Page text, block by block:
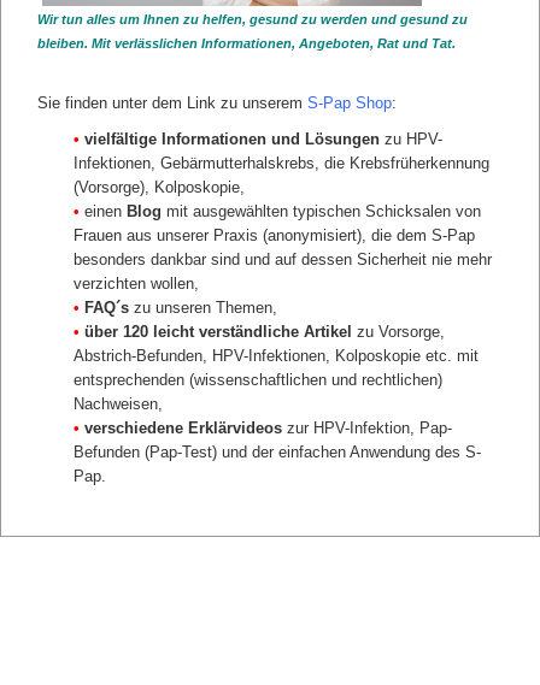
PAP DIAGNOSEN
Unklare Pap Befunde
Auffällige Pap Befunde
Auffällige Pap Befunde mit Gewebeentnahme
Wir tun alles um Ihnen zu helfen, gesund zu werden und gesund zu
bleiben. Mit verlässlichen Informationen, Angeboten, Rat und Tat.
Sie finden unter dem Link zu unserem S-Pap Shop:
• vielfältige Informationen und Lösungen zu HPV-
Infektionen, Gebärmutterhalskrebs, die Krebsfrüherkennung
(Vorsorge), Kolposkopie,
• einen Blog mit ausgewählten typischen Schicksalen von
Frauen aus unserer Praxis (anonymisiert), die dem S-Pap
besonders dankbar sind und auf dessen Sicherheit nie mehr
verzichten wollen,
• FAQ´s zu unseren Themen,
• über 120 leicht verständliche Artikel zu Vorsorge,
Abstrich-Befunden, HPV-Infektionen, Kolposkopie etc. mit
entsprechenden (wissenschaftlichen und rechtlichen)
Nachweisen,
• verschiedene Erklärvideos zur HPV-Infektion, Pap-
Befunden (Pap-Test) und der einfachen Anwendung des S-
Pap.